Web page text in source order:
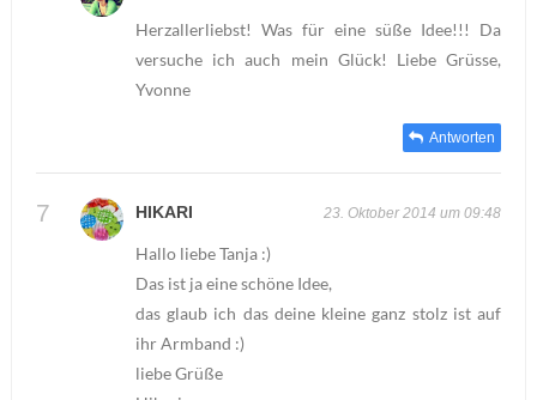
Herzallerliebst! Was für eine süße Idee!!! Da
versuche ich auch mein Glück! Liebe Grüsse,
Yvonne
Antworten
HIKARI 23. Oktober 2014 um 09:48
Hallo liebe Tanja :)
Das ist ja eine schöne Idee,
das glaub ich das deine kleine ganz stolz ist auf
ihr Armband :)
liebe Grüße